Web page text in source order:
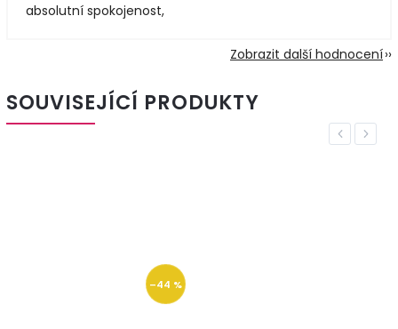
absolutní spokojenost,
Zobrazit další hodnocení
SOUVISEJÍCÍ PRODUKTY
Previous
–44 %
Next